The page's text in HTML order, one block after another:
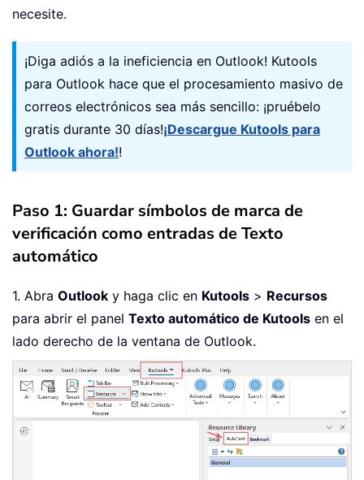
necesite.
¡Diga adiós a la ineficiencia en Outlook! Kutools
para Outlook hace que el procesamiento masivo de
correos electrónicos sea más sencillo: ¡pruébelo
gratis durante 30 días!¡Descargue Kutools para
Outlook ahora!!
Paso 1: Guardar símbolos de marca de
verificación como entradas de Texto
automático
1. Abra Outlook y haga clic en Kutools > Recursos
para abrir el panel Texto automático de Kutools en el
lado derecho de la ventana de Outlook.